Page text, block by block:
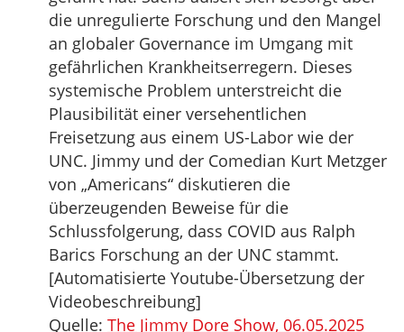
die unregulierte Forschung und den Mangel
an globaler Governance im Umgang mit
gefährlichen Krankheitserregern. Dieses
systemische Problem unterstreicht die
Plausibilität einer versehentlichen
Freisetzung aus einem US-Labor wie der
UNC. Jimmy und der Comedian Kurt Metzger
von „Americans“ diskutieren die
überzeugenden Beweise für die
Schlussfolgerung, dass COVID aus Ralph
Barics Forschung an der UNC stammt.
[Automatisierte Youtube-Übersetzung der
Videobeschreibung]
Quelle: The Jimmy Dore Show, 06.05.2025